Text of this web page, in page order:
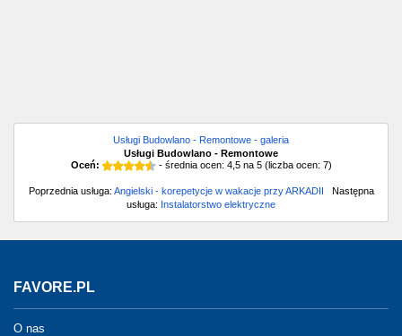
Usługi Budowlano - Remontowe - galeria
Usługi Budowlano - Remontowe
Oceń:
- średnia ocen: 4,5na 5(liczba ocen: 7)
Poprzednia usługa: Angielski - korepetycje w wakacje przy ARKADII Następna
usługa: Instalatorstwo elektryczne
FAVORE.PL
O nas